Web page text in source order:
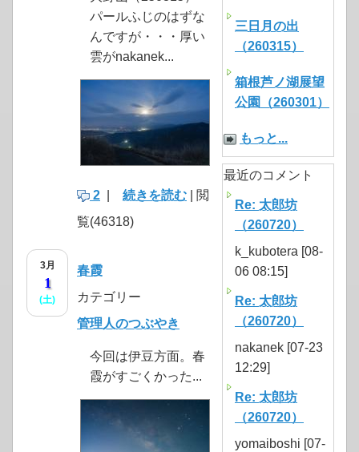
パールふじのはずな
んですが・・・厚い
雲がnakanek...
2 続きを読む | 閲
覧(46318)
3月
1
(土)
春霞
カテゴリー
管理人のつぶやき
今回は伊豆方面。春
霞がすごくかった...
三日月の出
（260315）
箱根芦ノ湖展望
公園（260301）
もっと...
最近のコメント
Re: 太郎坊
（260720）
k_kubotera [08-
06 08:15]
Re: 太郎坊
（260720）
nakanek [07-23
12:29]
Re: 太郎坊
（260720）
yomaiboshi [07-